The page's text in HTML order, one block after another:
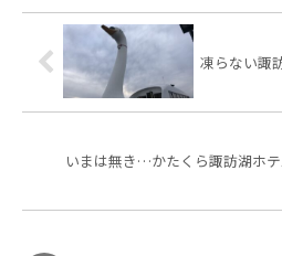
凍らない諏
いまは無き…かたくら諏訪湖ホ